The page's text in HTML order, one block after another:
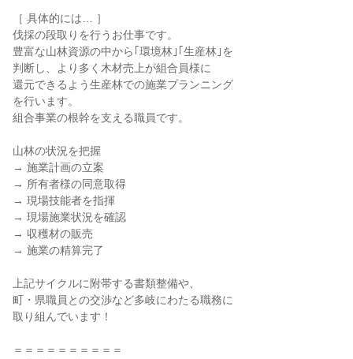
［ 具体的には… ］
伐採の段取りを行うお仕事です。
豊富な山林資源の中から｢環境林｣｢生産林｣を
判断し、より多く木材売上が組合員様に
還元できるよう生産林での施業プランニング
を行います。
組合事業の根幹を支える職員です。
山林の状況を把握
→ 施業計画の立案
→ 所有者様の同意取得
→ 現場技能者を指揮
→ 現場施業状況を確認
→ 収穫材の販売
→ 施業の精算完了
上記サイクルに附帯する書類整備や、
町・県職員との交渉など多岐にわたる職務に
取り組んでいます！
＝＝＝＝＝＝＝＝＝＝